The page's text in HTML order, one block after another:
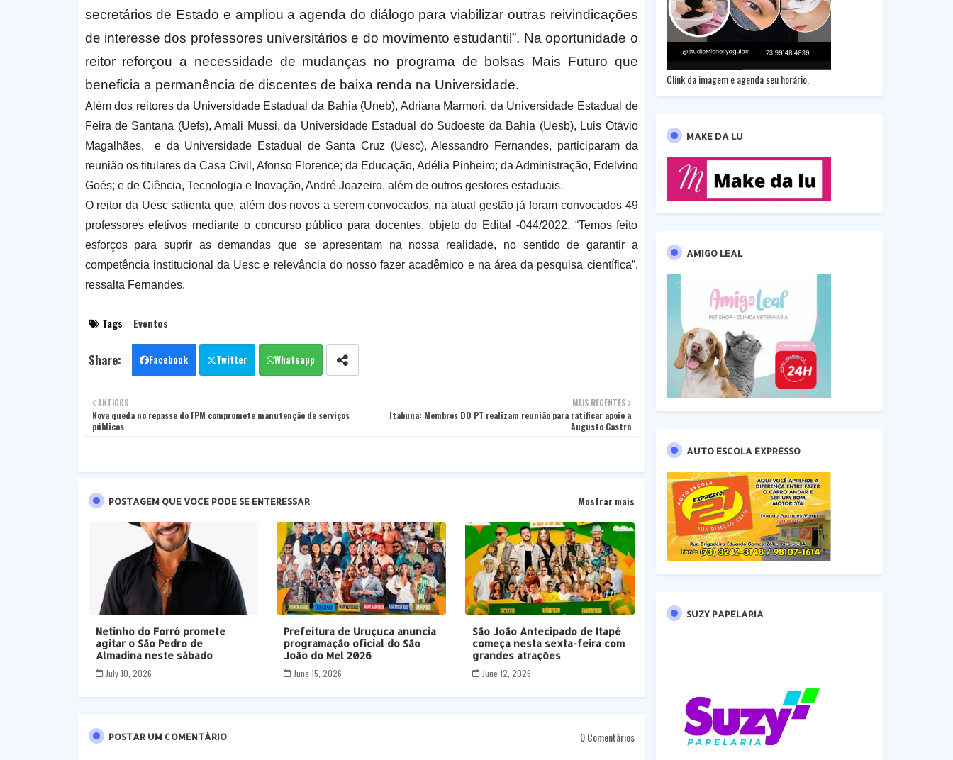
secretários de Estado e ampliou a agenda do diálogo para viabilizar outras reivindicações
de interesse dos professores universitários e do movimento estudantil”. Na oportunidade o
reitor reforçou a necessidade de mudanças no programa de bolsas Mais Futuro que
beneficia a permanência de discentes de baixa renda na Universidade.
Além dos reitores da Universidade Estadual da Bahia (Uneb), Adriana Marmori, da Universidade Estadual de
Feira de Santana (Uefs), Amali Mussi, da Universidade Estadual do Sudoeste da Bahia (Uesb), Luis Otávio
Magalhães, e da Universidade Estadual de Santa Cruz (Uesc), Alessandro Fernandes, participaram da
reunião os titulares da Casa Civil, Afonso Florence; da Educação, Adélia Pinheiro; da Administração, Edelvino
Goés; e de Ciência, Tecnologia e Inovação, André Joazeiro, além de outros gestores estaduais.
O reitor da Uesc salienta que, além dos novos a serem convocados, na atual gestão já foram convocados 49
professores efetivos mediante o concurso público para docentes, objeto do Edital -044/2022. “Temos feito
esforços para suprir as demandas que se apresentam na nossa realidade, no sentido de garantir a
competência institucional da Uesc e relevância do nosso fazer acadêmico e na área da pesquisa científica”,
ressalta Fernandes.
Tags Eventos
Facebook Twitter Whatsapp
MAIS RECENTES
Itabuna: Membros DO PT realizam reunião para ratificar apoio a
Augusto Castro
ANTIGOS
Nova queda no repasse do FPM compromete manutenção de serviços
públicos
POSTAGEM QUE VOCE PODE SE ENTERESSAR Mostrar mais
Netinho do Forró promete
agitar o São Pedro de
Almadina neste sábado
July 10, 2026
Prefeitura de Uruçuca anuncia
programação oficial do São
João do Mel 2026
June 15, 2026
São João Antecipado de Itapé
começa nesta sexta-feira com
grandes atrações
June 12, 2026
POSTAR UM COMENTÁRIO 0 Comentários
Clink da imagem e agenda seu horário.
MAKE DA LU
AMIGO LEAL
AUTO ESCOLA EXPRESSO
SUZY PAPELARIA